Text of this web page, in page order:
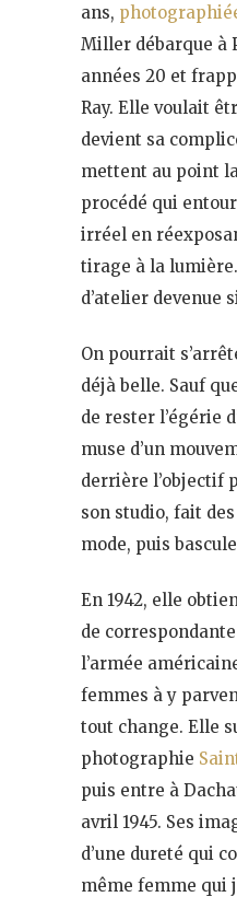
ans,
Miller débarque à
années 20 et
Ray. Elle voulait
devient sa
mettent au point
procédé qui
irréel en
tirage à la
d’atelier devenue
On pourrait
déjà belle. Sauf
de rester l’égérie
muse d’un
derrière l’objectif
son studio, fait
mode, puis
En 1942, elle
de
l’armée
femmes à y
tout change. Elle
photographie
puis entre à
avril 1945. Ses
d’une dureté qui
même femme qui